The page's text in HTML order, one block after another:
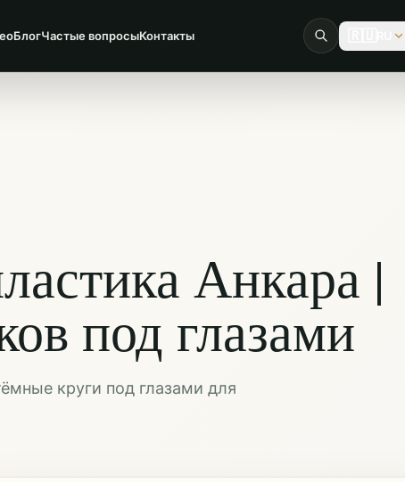
БлогЧастые вопросыКонтакты
Анкара |
под глазами
круги под глазами для